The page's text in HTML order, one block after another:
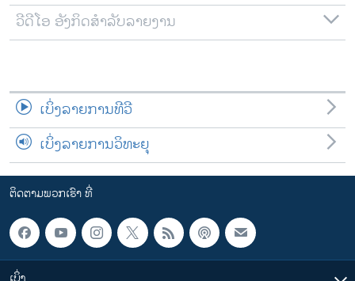
ວີດີໂອ ອັງກິດສຳລັບລາຍງານ
ເບິ່ງລາຍການທີວີ
ເບິ່ງລາຍການວິທະຍຸ
ຕິດຕາມພວກເຮົາ ທີ່